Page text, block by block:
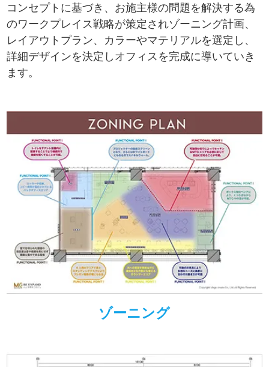
コンセプトに基づき、お施主様の問題を解決する為
のワークプレイス戦略が策定されゾーニング計画、
レイアウトプラン、カラーやマテリアルを選定し、
詳細デザインを決定しオフィスを完成に導いていき
ます。
ゾーニング